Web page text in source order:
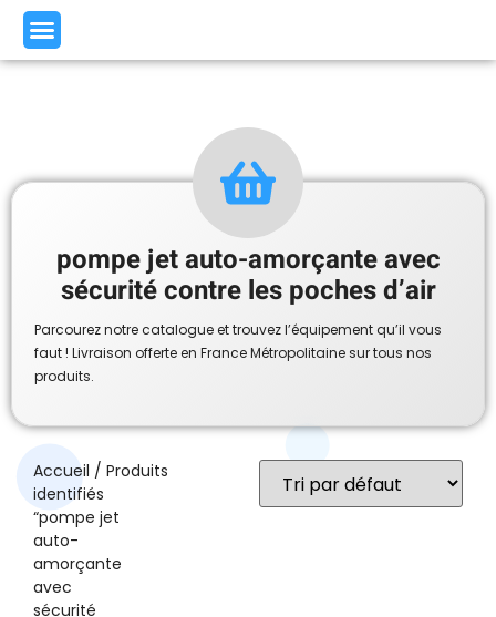
pompe jet auto-amorçante avec
sécurité contre les poches d’air
Parcourez notre catalogue et trouvez l’équipement qu’il vous
faut ! Livraison offerte en France Métropolitaine sur tous nos
produits.
Accueil / Produits
identifiés
“pompe jet
auto-
amorçante
avec
sécurité